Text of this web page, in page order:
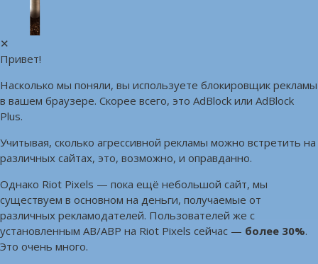
✕
Привет!
Насколько мы поняли, вы используете блокировщик рекламы
в вашем браузере. Скорее всего, это AdBlock или AdBlock
Plus.
Учитывая, сколько агрессивной рекламы можно встретить на
различных сайтах, это, возможно, и оправданно.
Однако Riot Pixels — пока ещё небольшой сайт, мы
существуем в основном на деньги, получаемые от
различных рекламодателей. Пользователей же с
установленным AB/ABP на Riot Pixels сейчас — более 30%.
Это очень много.